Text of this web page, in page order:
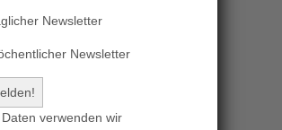
Newsletter
Newsletter
verwenden wir